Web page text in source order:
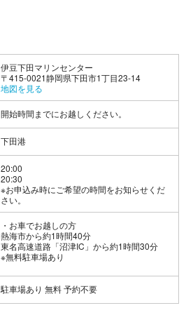
伊豆下田マリンセンター
〒415-0021静岡県下田市1丁目23-14
地図を見る
開始時間までにお越しください。
下田港
20:00
20:30
※お申込み時にご希望の時間をお知らせくだ
さい。
お車でお越しの方
熱海市から約1時間40分
東名高速道路「沼津IC」から約1時間30分
※無料駐車場あり
駐車場あり 無料 予約不要